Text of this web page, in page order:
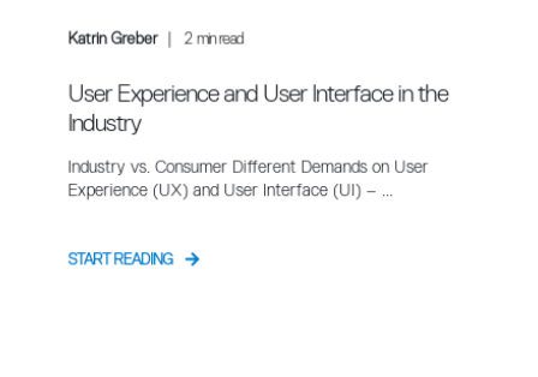
Katrin Greber 2 min read
User Experience and User Interface in the
Industry
Industry vs. Consumer Different Demands on User
Experience (UX) and User Interface (UI) – ...
START READING